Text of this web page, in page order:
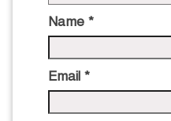
Name *
Email *